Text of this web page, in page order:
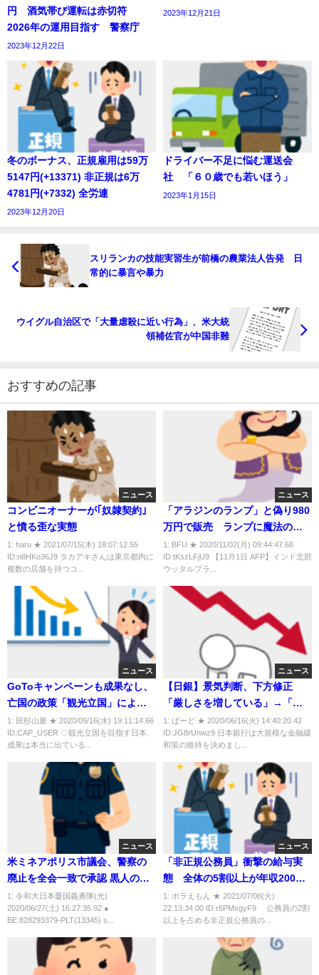
円 酒気帯び運転は赤切符
2026年の運用目指す 警察庁
2023年12月22日
2023年12月21日
冬のボーナス、正規雇用は59万
5147円(+13371) 非正規は6万
4781円(+7332) 全労連
2023年12月20日
ドライバー不足に悩む運送会
社 「６０歳でも若いほう」
2023年1月15日
スリランカの技能実習生が前橋の農業法人告発 日
常的に暴言や暴力
ウイグル自治区で「大量虐殺に近い行為」、米大統
領補佐官が中国非難
おすすめの記事
ニュース
コンビニオーナーが｢奴隷契約｣
と憤る歪な実態
1: haru ★ 2021/07/15(木) 18:07:12.55
ID:n8HKo36J9 タカアキさんは東京都内に
複数の店舗を持つコ...
ニュース
「アラジンのランプ」と偽り980
万円で販売 ランプに魔法の力
が一切ないことに気付いて警察
に通報 男らを逮捕
1: BFU ★ 2020/11/02(月) 09:44:47.68
ID:tKszLFjU9 【11月1日 AFP】インド北部
ウッタルプラ...
ニュース
GoToキャンペーンも成果なし、
亡国の政策「観光立国」により
日本はタイ並みの新興国に転落
する
1: 田杉山脈 ★ 2020/09/16(水) 19:11:14.66
ID:CAP_USER ◇観光立国を目指す日本、
成果は本当に出ている...
ニュース
【日銀】景気判断、下方修正
「厳しさを増している」→「極
めて厳しい状態にある」
1: ばーど ★ 2020/06/16(火) 14:40:20.42
ID:JG8rUnwz9 日本銀行は大規模な金融緩
和策の維持を決めまし...
ニュース
米ミネアポリス市議会、警察の
廃止を全会一致で承認 黒人の住
みよい街づくりへ前進
1: 令和大日本憂国義勇隊(光)
2020/06/27(土) 16:27:35.92 ●
BE:828293379-PLT(13345) s...
ニュース
「非正規公務員」衝撃の給与実
態 全体の5割以上が年収200万
円未満
1: ボラえもん ★ 2021/07/06(火)
22:13:34.00 ID:r6PMsgyF9 公務員の2割
以上を占める非正規公務員の...